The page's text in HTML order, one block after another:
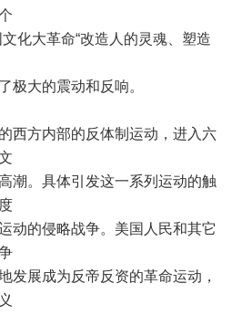
化大革命“改造人的灵魂、塑造
极大的震动和反响。
方内部的反体制运动，进入六
潮。具体引发这一系列运动的触
动的侵略战争。美国人民和其它
发展成为反帝反资的革命运动，